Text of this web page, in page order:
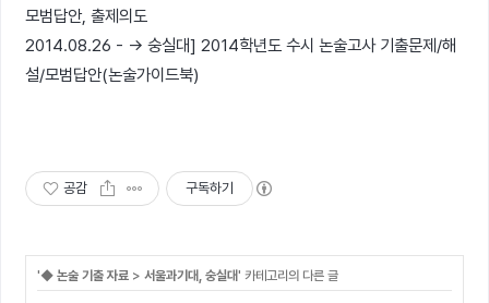
모범답안, 출제의도
2014.08.26 - → 숭실대] 2014학년도 수시 논술고사 기출문제/해
설/모범답안(논술가이드북)
공감 구독하기
'◆ 논술 기출 자료 > 서울과기대, 숭실대' 카테고리의 다른 글